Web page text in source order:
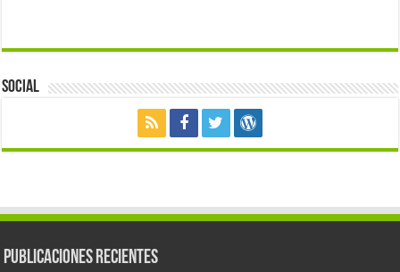
Social
Publicaciones Recientes